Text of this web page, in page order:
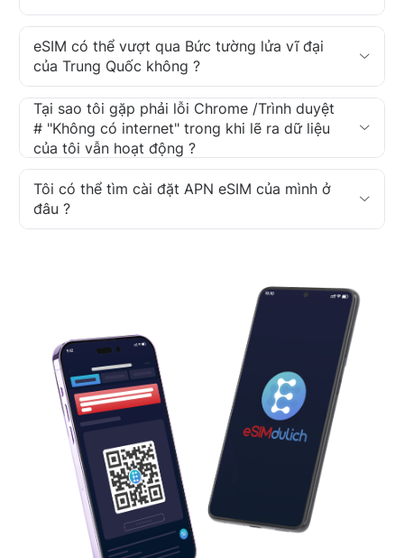
eSIM có thể vượt qua Bức tường lửa vĩ đại
của Trung Quốc không ?
Tại sao tôi gặp phải lỗi Chrome /Trình duyệt
# "Không có internet" trong khi lẽ ra dữ liệu
của tôi vẫn hoạt động ?
Tôi có thể tìm cài đặt APN eSIM của mình ở
đâu ?